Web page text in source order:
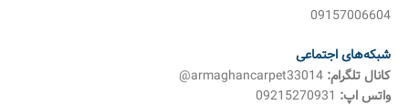
09157006604
شبکه‌های اجتماعی
کانال تلگرام:
واتس اپ: 09215270931